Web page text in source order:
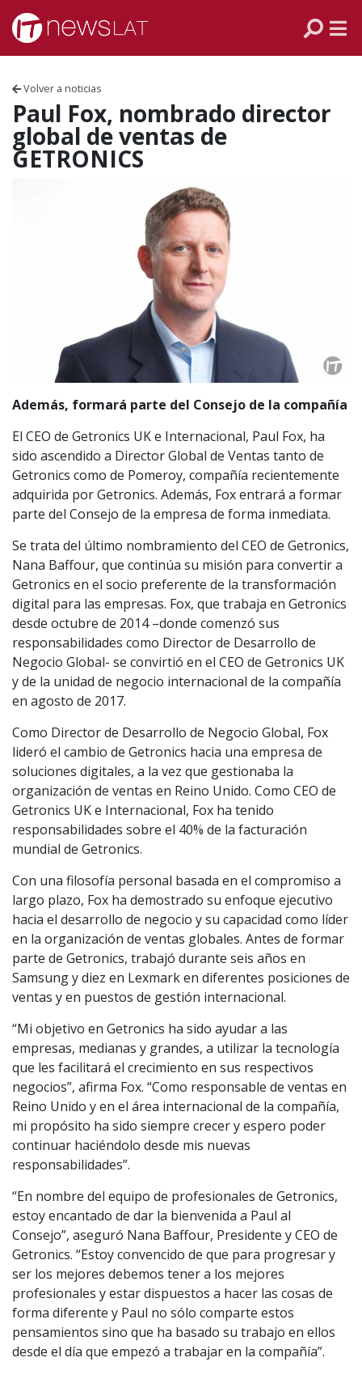
Skip to content
Volver a noticias
Paul Fox, nombrado director
global de ventas de
GETRONICS
Además, formará parte del Consejo de la compañía
El CEO de Getronics UK e Internacional, Paul Fox, ha
sido ascendido a Director Global de Ventas tanto de
Getronics como de Pomeroy, compañía recientemente
adquirida por Getronics. Además, Fox entrará a formar
parte del Consejo de la empresa de forma inmediata.
Se trata del último nombramiento del CEO de Getronics,
Nana Baffour, que continúa su misión para convertir a
Getronics en el socio preferente de la transformación
digital para las empresas. Fox, que trabaja en Getronics
desde octubre de 2014 –donde comenzó sus
responsabilidades como Director de Desarrollo de
Negocio Global- se convirtió en el CEO de Getronics UK
y de la unidad de negocio internacional de la compañía
en agosto de 2017.
Como Director de Desarrollo de Negocio Global, Fox
lideró el cambio de Getronics hacia una empresa de
soluciones digitales, a la vez que gestionaba la
organización de ventas en Reino Unido. Como CEO de
Getronics UK e Internacional, Fox ha tenido
responsabilidades sobre el 40% de la facturación
mundial de Getronics.
Con una filosofía personal basada en el compromiso a
largo plazo, Fox ha demostrado su enfoque ejecutivo
hacia el desarrollo de negocio y su capacidad como líder
en la organización de ventas globales. Antes de formar
parte de Getronics, trabajó durante seis años en
Samsung y diez en Lexmark en diferentes posiciones de
ventas y en puestos de gestión internacional.
“Mi objetivo en Getronics ha sido ayudar a las
empresas, medianas y grandes, a utilizar la tecnología
que les facilitará el crecimiento en sus respectivos
negocios”, afirma Fox. “Como responsable de ventas en
Reino Unido y en el área internacional de la compañía,
mi propósito ha sido siempre crecer y espero poder
continuar haciéndolo desde mis nuevas
responsabilidades”.
“En nombre del equipo de profesionales de Getronics,
estoy encantado de dar la bienvenida a Paul al
Consejo”, aseguró Nana Baffour, Presidente y CEO de
Getronics. “Estoy convencido de que para progresar y
ser los mejores debemos tener a los mejores
profesionales y estar dispuestos a hacer las cosas de
forma diferente y Paul no sólo comparte estos
pensamientos sino que ha basado su trabajo en ellos
desde el día que empezó a trabajar en la compañía”.
VENEZUELA
ECUADOR
PERÚ
CHILE
ARGENTINA
MÉXICO